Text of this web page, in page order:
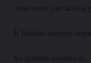
Ama sonra yine aklıma
İş Bankası sermaye
Ve içimden diyorum ki: